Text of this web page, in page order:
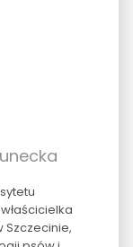
Szczecinie,